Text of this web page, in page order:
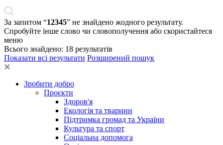
За запитом “12345” не знайдено жодного результату.
Спробуйте інше слово чи словополучення або скористайтеся
меню
Всього знайдено: 18 результатів
Показати всі результати Розширений пошук
Зробити добро
Проєкти
Здоров'я
Екологія та тварини
Підтримка громад та України
Культура та спорт
Соціальна допомога